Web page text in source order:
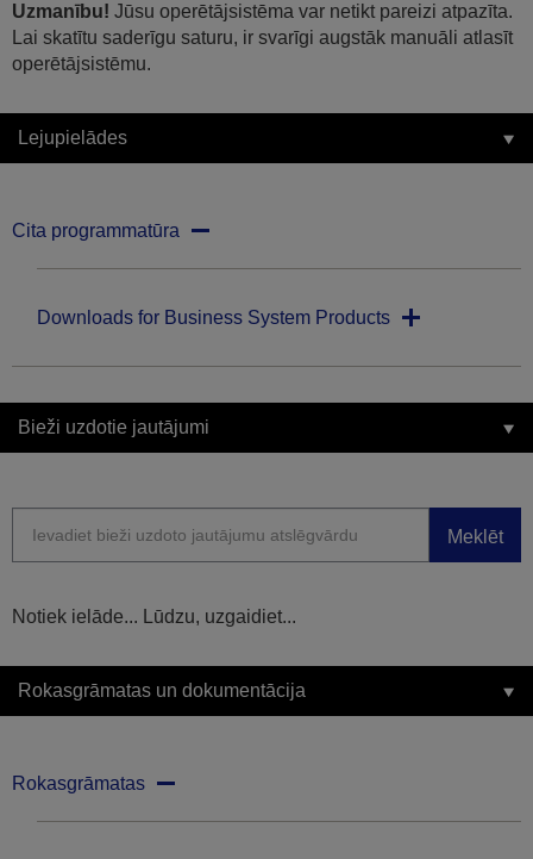
Uzmanību! Jūsu operētājsistēma var netikt pareizi atpazīta.
Lai skatītu saderīgu saturu, ir svarīgi augstāk manuāli atlasīt
operētājsistēmu.
Lejupielādes
Cita programmatūra
Downloads for Business System Products
Bieži uzdotie jautājumi
Meklēt
Notiek ielāde... Lūdzu, uzgaidiet...
Rokasgrāmatas un dokumentācija
Rokasgrāmatas